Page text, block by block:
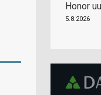
Honor
5.8.2026